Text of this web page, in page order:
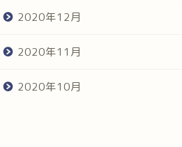
2020年12月
2020年11月
2020年10月